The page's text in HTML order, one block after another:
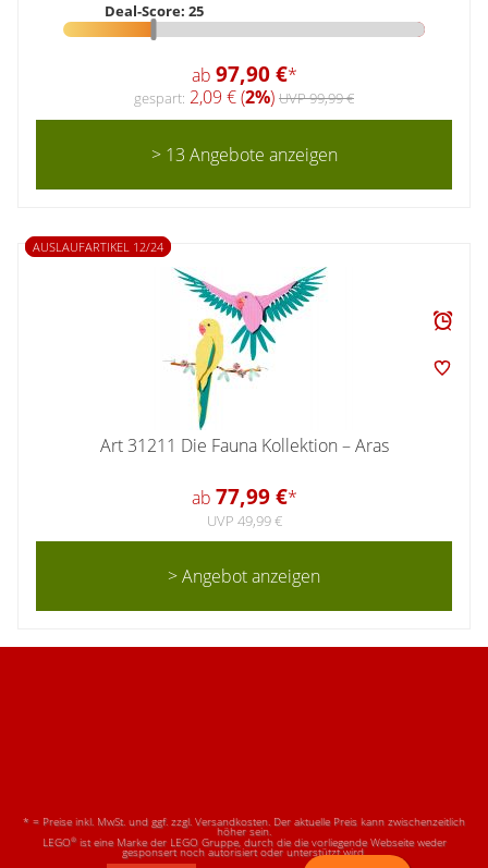
Deal-Score: 25
ab 97,90 €*
gespart: 2,09 € (2%) UVP 99,99 €
> 13 Angebote anzeigen
AUSLAUFARTIKEL 12/24
Art 31211 Die Fauna Kollektion – Aras
ab 77,99 €*
UVP 49,99 €
> Angebot anzeigen
* = Preise inkl. MwSt. und ggf. zzgl. Versandkosten. Der aktuelle Preis kann zwischenzeitlich
höher sein.
LEGO®ist eine Marke der LEGO Gruppe, durch die die vorliegende Webseite weder
gesponsert noch autorisiert oder unterstützt wird.